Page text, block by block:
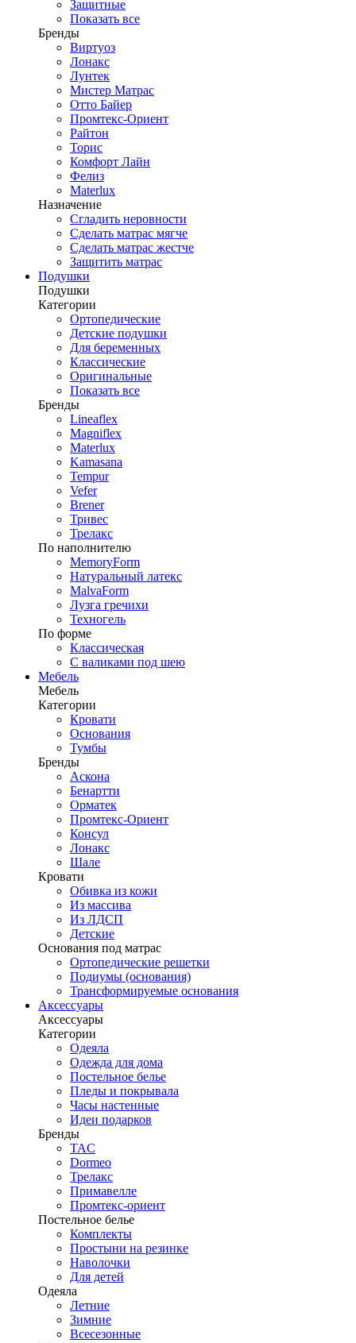
Защитные
Показать все
Бренды
Виртуоз
Лонакс
Лунтек
Мистер Матрас
Отто Байер
Промтекс-Ориент
Райтон
Торис
Комфорт Лайн
Фелиз
Materlux
Назначение
Сгладить неровности
Сделать матрас мягче
Сделать матрас жестче
Защитить матрас
Подушки
Подушки
Категории
Ортопедические
Детские подушки
Для беременных
Классические
Оригинальные
Показать все
Бренды
Lineaflex
Magniflex
Materlux
Kamasana
Tempur
Vefer
Brener
Тривес
Трелакс
По наполнителю
MemoryForm
Натуральный латекс
MalvaForm
Лузга гречихи
Техногель
По форме
Классическая
С валиками под шею
Мебель
Мебель
Категории
Кровати
Основания
Тумбы
Бренды
Аскона
Бенартти
Орматек
Промтекс-Ориент
Консул
Лонакс
Шале
Кровати
Обивка из кожи
Из массива
Из ЛДСП
Детские
Основания под матрас
Ортопедические решетки
Подиумы (основания)
Трансформируемые основания
Аксессуары
Аксессуары
Категории
Одеяла
Одежда для дома
Постельное белье
Пледы и покрывала
Часы настенные
Идеи подарков
Бренды
TAC
Dormeo
Трелакс
Примавелле
Промтекс-ориент
Постельное белье
Комплекты
Простыни на резинке
Наволочки
Для детей
Одеяла
Летние
Зимние
Всесезонные